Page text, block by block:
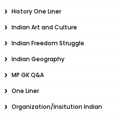
History One Liner
Indian Art and Culture
Indian Freedom Struggle
Indian Geography
MP GK Q&A
One Liner
Organization/Insitution Indian